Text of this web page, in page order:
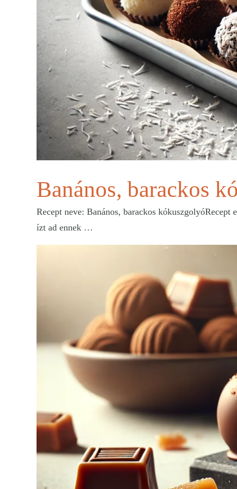
Banános, barackos
Recept neve: Banános, barackos
ízt ad ennek …